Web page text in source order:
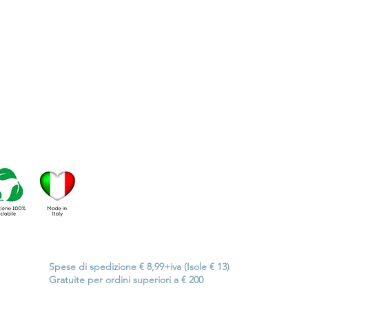
Spese di spedizione € 8,99+iva (Isole € 13)
Gratuite per ordini superiori a € 200